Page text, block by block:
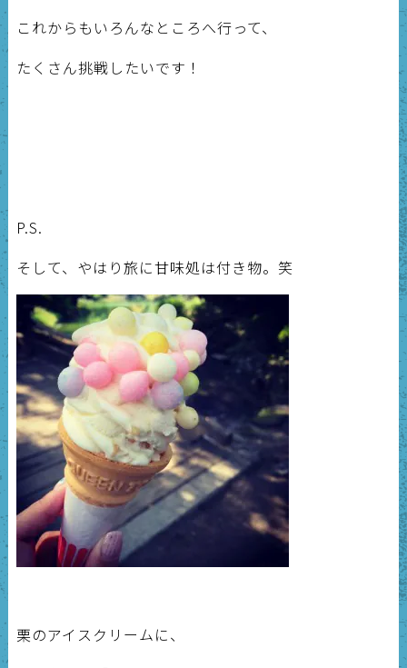
これからもいろんなところへ行って、
たくさん挑戦したいです！
P.S.
そして、やはり旅に甘味処は付き物。笑
栗のアイスクリームに、